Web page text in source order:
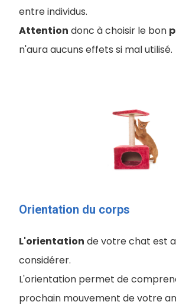
entre individus.
Attention donc à choisir le bon
n'aura aucuns effets si mal utilisé.
Orientation du corps
L'orientation de votre chat est
considérer.
L'orientation permet de
prochain mouvement de votre